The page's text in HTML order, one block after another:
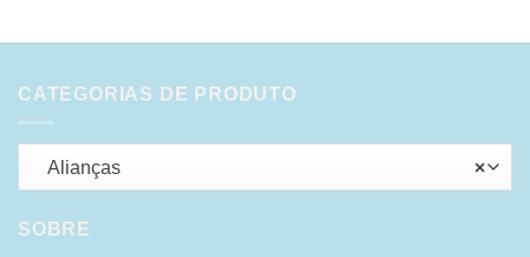
CATEGORIAS DE PRODUTO
×
Alianças
SOBRE